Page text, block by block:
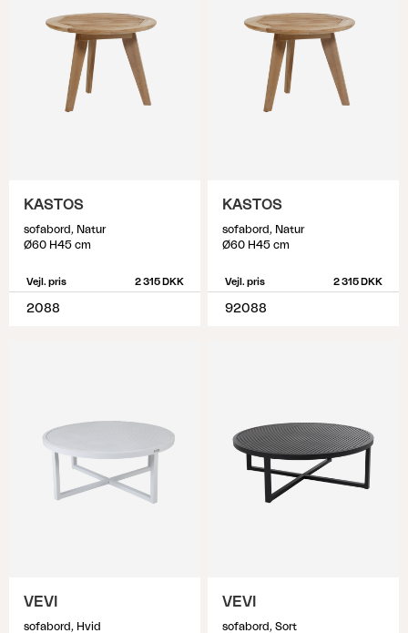
KASTOS
sofabord, Natur
Ø60 H45 cm
Vejl. pris 2 315 DKK
2088
KASTOS
sofabord, Natur
Ø60 H45 cm
Vejl. pris 2 315 DKK
92088
VEVI
sofabord, Hvid
VEVI
sofabord, Sort